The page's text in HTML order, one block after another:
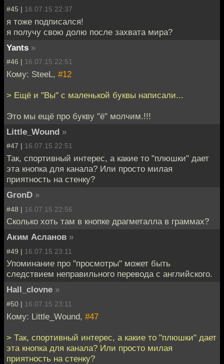
#45 | 16.07.15 22:37
я тоже подписался!
я получу свою долю после захвата мира?
Yants »
#46 | 16.07.15 22:51
Кому: SteeL, #12
> Ещё и "Вы" с маленькой буквы написали...
Это мы ещё про букву "ё" молчим.!!!
Little_Wound »
#47 | 16.07.15 22:51
Так, спортивный интерес, а какие то "плюшки" дает
эта кнопка для канала? Или просто милая
приятность на стенку?
GronD »
#48 | 16.07.15 22:56
Сколько хоть там в кнопке драгметалла в граммах?
Аким Асланов »
#49 | 16.07.15 23:11
Упоминание про "просмотры" может быть
следствием неправильного перевода с английского.
Hall_clovne »
#50 | 16.07.15 23:11
Кому: Little_Wound, #47
> Так, спортивный интерес, а какие то "плюшки" дает
эта кнопка для канала? Или просто милая
приятность на стенку?